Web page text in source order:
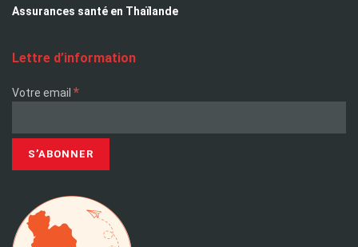
Assurances santé en Thaïlande
Lettre d’information
Votre email *